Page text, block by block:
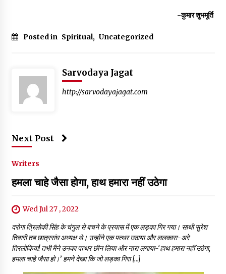
-कुमार शुभमूर्ति
Posted in Spiritual, Uncategorized
Sarvodaya Jagat
http://sarvodayajagat.com
Next Post
Writers
हमला चाहे जैसा होगा, हाथ हमारा नहीं उठेगा
Wed Jul 27 , 2022
दरोगा त्रिलोकी सिंह के चंगुल से बचने के प्रयास में एक लड़का गिर गया। साथी सुरेश
तिवारी तब छात्रसंघ अध्यक्ष थे। उन्होंने एक पत्थर उठाया और ललकारा-अरे
तिरलोकिया! तभी मैने उनका पत्थर छीन लिया और नारा लगाया-‘हाथ हमारा नहीं उठेगा,
हमला चाहे जैसा हो।’ हमने देखा कि जो लड़का गिरा […]